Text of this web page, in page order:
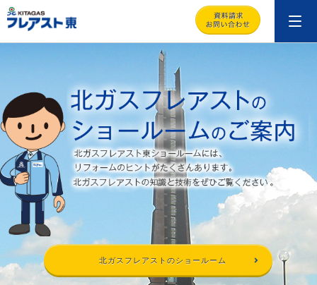
北ガスフレアストのショールーム